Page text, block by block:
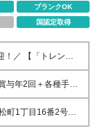
ブランクOK
国認定取得
／ 【「トレンド
い」方大歓迎】 ◆
◎異業種出身者も
ト） ◆社会人として
普通自動車免許
与年2回＋各種手当
決定いたします。 ※
※残業代は1分単位
町1丁目16番2号